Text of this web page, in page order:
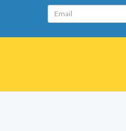
Email